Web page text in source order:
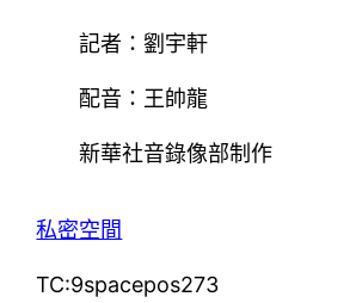
記者：劉宇軒
配音：王帥龍
新華社音錄像部制作
私密空間
TC:9spacepos273